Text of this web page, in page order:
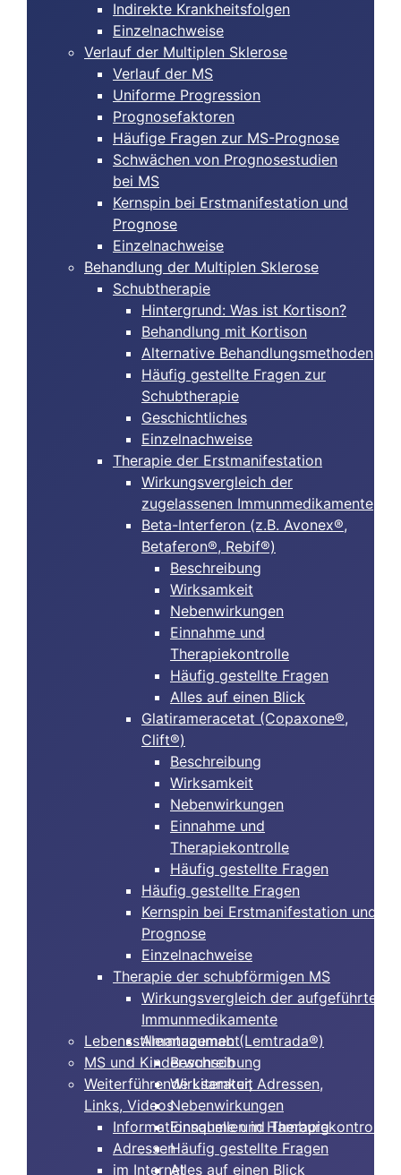
Indirekte Krankheitsfolgen
Einzelnachweise
Verlauf der Multiplen Sklerose
Verlauf der MS
Uniforme Progression
Prognosefaktoren
Häufige Fragen zur MS-Prognose
Schwächen von Prognosestudien
bei MS
Kernspin bei Erstmanifestation und
Prognose
Einzelnachweise
Behandlung der Multiplen Sklerose
Schubtherapie
Hintergrund: Was ist Kortison?
Behandlung mit Kortison
Alternative Behandlungsmethoden
Häufig gestellte Fragen zur
Schubtherapie
Geschichtliches
Einzelnachweise
Therapie der Erstmanifestation
Wirkungsvergleich der
zugelassenen Immunmedikamente
Beta-Interferon (z.B. Avonex®,
Betaferon®, Rebif®)
Beschreibung
Wirksamkeit
Nebenwirkungen
Einnahme und
Therapiekontrolle
Häufig gestellte Fragen
Alles auf einen Blick
Glatirameracetat (Copaxone®,
Clift®)
Beschreibung
Wirksamkeit
Nebenwirkungen
Einnahme und
Therapiekontrolle
Häufig gestellte Fragen
Häufig gestellte Fragen
Kernspin bei Erstmanifestation und
Prognose
Einzelnachweise
Therapie der schubförmigen MS
Wirkungsvergleich der aufgeführten
Immunmedikamente
Alemtuzumab (Lemtrada®)
Beschreibung
Wirksamkeit
Nebenwirkungen
Einnahme und Therapiekontrolle
Häufig gestellte Fragen
Alles auf einen Blick
Lebensstilmanagement
MS und Kinderwunsch
Weiterführende Literatur, Adressen,
Links, Videos
Informationsquellen in Hamburg
Adressen
im Internet